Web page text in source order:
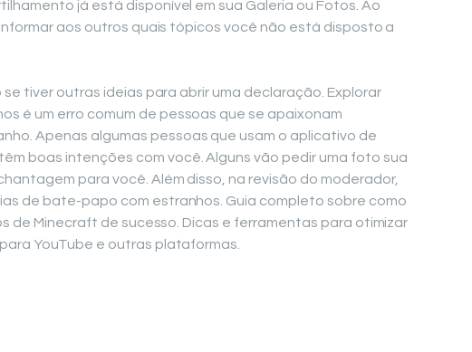
já está disponível em sua Galeria ou Fotos. Ao
aos outros quais tópicos você não está disposto a
tiver outras ideias para abrir uma declaração. Explorar
é um erro comum de pessoas que se apaixonam
Apenas algumas pessoas que usam o aplicativo de
boas intenções com você. Alguns vão pedir uma foto sua
para você. Além disso, na revisão do moderador,
de bate-papo com estranhos. Guia completo sobre como
de Minecraft de sucesso. Dicas e ferramentas para otimizar
YouTube e outras plataformas.